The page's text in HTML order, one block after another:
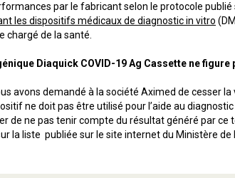
par le fabricant selon le protocole
les dispositifs médicaux de diagnostic in vitro
chargé de la santé.
Diaquick COVID-19 Ag Cassette ne figure
avons demandé à la société Aximed de cesser
ne doit pas être utilisé pour l’aide au
de ne pas tenir compte du résultat généré par ce
la liste publiée sur le site internet du Ministère